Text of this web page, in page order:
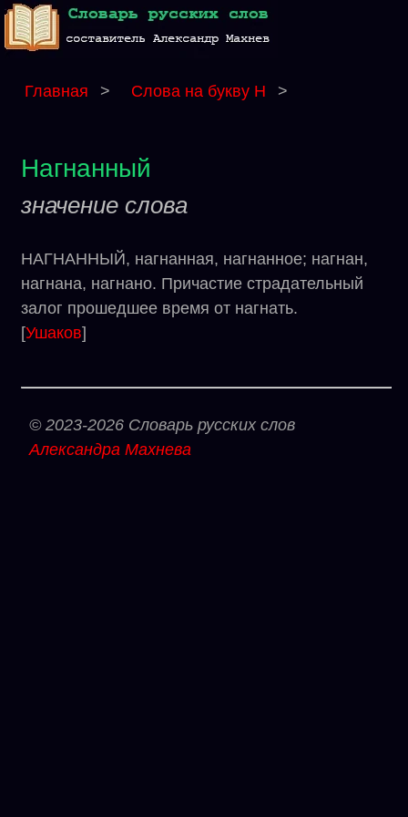
Главная > Слова на букву Н >
Нагнанный
значение слова
НАГНАННЫЙ, нагнанная, нагнанное; нагнан,
нагнана, нагнано. Причастие страдательный
залог прошедшее время от нагнать.
[Ушаков]
© 2023-2026 Словарь русских слов
Александра Махнева